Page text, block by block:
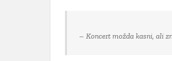
– Koncert možda kasni, ali